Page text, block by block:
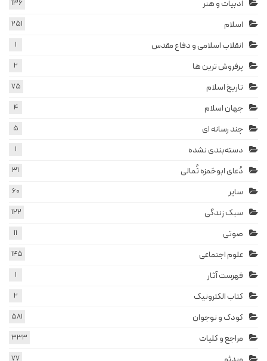
ادبیات و هنر 136
اسلام 251
انقلاب اسلامی و دفاع مقدس 1
پرفروش ترین ها 2
تاریخ اسلام 75
جهان اسلام 4
چند رسانه ای 5
دسته‌بندی نشده 1
دُعای ابوحَمزه ثُمالی 31
سایر 60
سبک زندگی 122
صوتی 11
علوم اجتماعی 145
فهرست آثار 1
کتاب الکترونیک 2
کودک و نوجوان 581
مراجع و کلیات 333
77